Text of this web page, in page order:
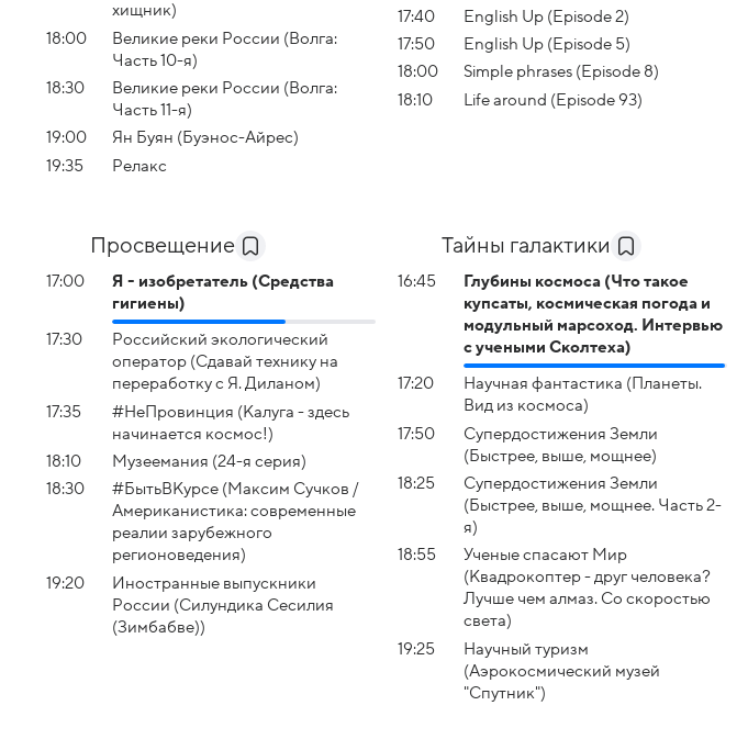
хищник)
18:00
Великие реки России (Волга:
Часть 10-я)
18:30
Великие реки России (Волга:
Часть 11-я)
19:00
Ян Буян (Буэнос-Айрес)
19:35
Релакс
17:40
English Up (Episode 2)
17:50
English Up (Episode 5)
18:00
Simple phrases (Episode 8)
18:10
Life around (Episode 93)
Просвещение
17:00
Я - изобретатель (Средства
гигиены)
17:30
Российский экологический
оператор (Сдавай технику на
переработку с Я. Диланом)
17:35
#НеПровинция (Калуга - здесь
начинается космос!)
18:10
Музеемания (24-я серия)
18:30
#БытьВКурсе (Максим Сучков /
Американистика: современные
реалии зарубежного
регионоведения)
19:20
Иностранные выпускники
России (Силундика Сесилия
(Зимбабве))
Тайны галактики
16:45
Глубины космоса (Что такое
купсаты, космическая погода и
модульный марсоход. Интервью
с учеными Сколтеха)
17:20
Научная фантастика (Планеты.
Вид из космоса)
17:50
Супердостижения Земли
(Быстрее, выше, мощнее)
18:25
Супердостижения Земли
(Быстрее, выше, мощнее. Часть 2-
я)
18:55
Ученые спасают Мир
(Квадрокоптер - друг человека?
Лучше чем алмаз. Со скоростью
света)
19:25
Научный туризм
(Аэрокосмический музей
"Спутник")